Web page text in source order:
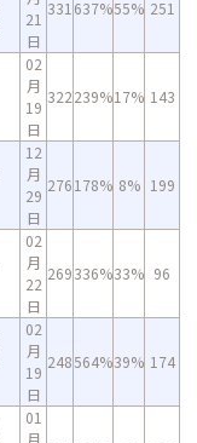
21
日
331 637%55% 251
02
月
19
日
322239%17% 143
12
月
29
日
276178% 8% 199
02
月
22
日
269336%33% 96
02
月
19
日
248564%39% 174
01
月